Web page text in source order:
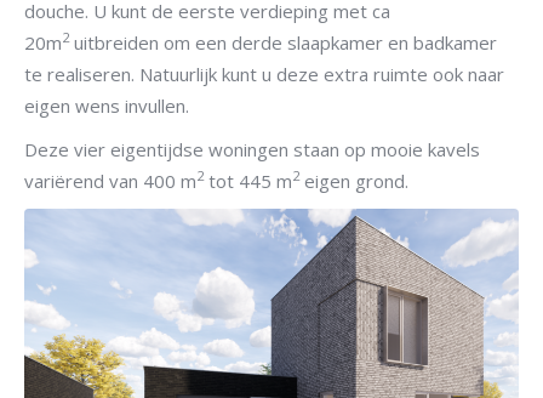
douche. U kunt de eerste verdieping met ca
20m2uitbreiden om een derde slaapkamer en badkamer
te realiseren. Natuurlijk kunt u deze extra ruimte ook naar
eigen wens invullen.
Deze vier eigentijdse woningen staan op mooie kavels
variërend van 400 m2tot 445 m2eigen grond.